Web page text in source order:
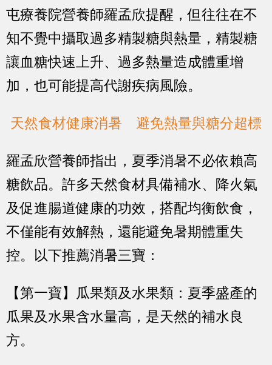
屯療養院營養師羅孟欣提醒，但往往在不
知不覺中攝取過多精製糖與熱量，精製糖
讓血糖快速上升、過多熱量造成體重增
加，也可能提高代謝疾病風險。
天然食材健康消暑 避免熱量與糖分超標
羅孟欣營養師指出，夏季消暑不必依賴高
糖飲品。許多天然食材具備補水、降火氣
及促進腸道健康的功效，搭配均衡飲食，
不僅能有效解熱，還能避免暑期體重失
控。以下推薦消暑三寶：
【第一寶】瓜果類及水果類：夏季盛產的
瓜果及水果含水量高，是天然的補水良
方。